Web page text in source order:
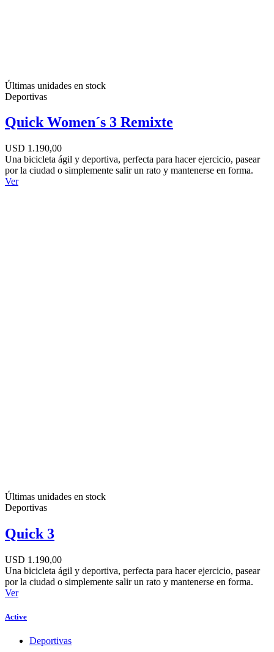
Últimas unidades en stock
Deportivas
Quick Women´s 3 Remixte
USD 1.190,00
Una bicicleta ágil y deportiva, perfecta para hacer ejercicio, pasear
por la ciudad o simplemente salir un rato y mantenerse en forma.
Ver
Últimas unidades en stock
Deportivas
Quick 3
USD 1.190,00
Una bicicleta ágil y deportiva, perfecta para hacer ejercicio, pasear
por la ciudad o simplemente salir un rato y mantenerse en forma.
Ver
Active
Deportivas